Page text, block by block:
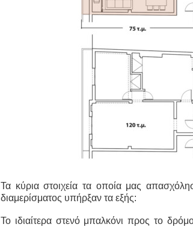
Τα κύρια στοιχεία τα οποία μας
διαμερίσματος υπήρξαν τα εξής:
Το ιδιαίτερα στενό μπαλκόνι προς το